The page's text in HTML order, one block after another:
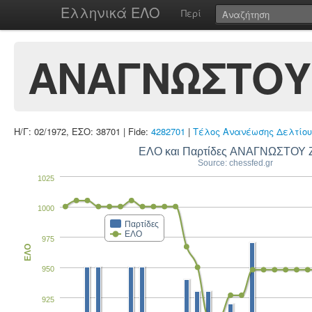
Ελληνικά ΕΛΟ Περί
Η/Γ: 02/1972, ΕΣΟ: 38701 | Fide: 4282701 | Τέλος Ανανέωσης Δελτίου
ΕΛΟ και Παρτίδες ΑΝΑΓΝΩΣΤΟΥ
Source: chessfed.gr
Παρτίδες
ΕΛΟ
925
950
975
1000
1025
ΕΛΟ